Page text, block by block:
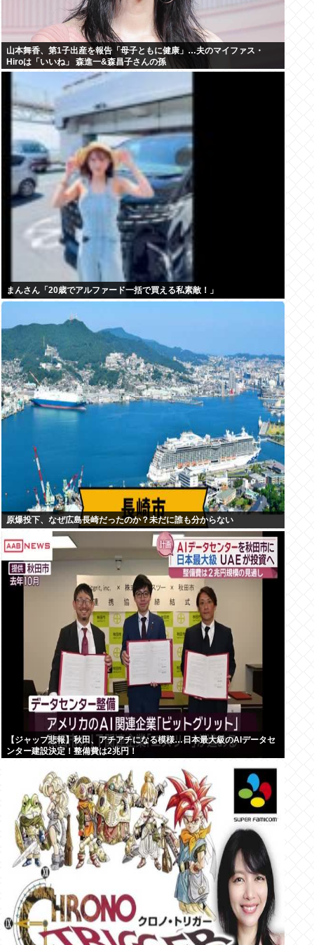
山本舞香、第1子出産を報告「母子ともに健康」…夫のマイファス・
Hiroは「いいね」 森進一&森昌子さんの孫
まんさん「20歳でアルファード一括で買える私素敵！」
原爆投下、なぜ広島長崎だったのか？未だに誰も分からない
【ジャップ悲報】秋田、アチアチになる模様…日本最大級のAIデータセ
ンター建設決定！整備費は2兆円！